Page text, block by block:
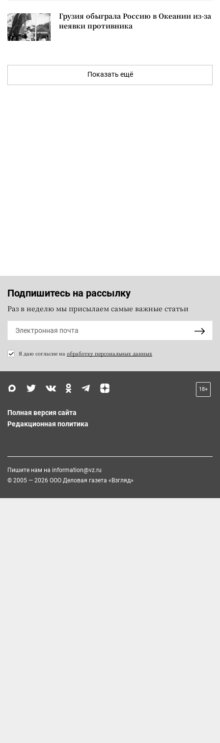
Грузия обыграла Россию в Океании из-за
неявки противника
Показать ещё
Подпишитесь на рассылку
Раз в неделю мы присылаем самые важные статьи
Я даю согласие на обработку персональных данных
18+
Полная версия сайта
Редакционная политика
Пишите нам на information@vz.ru
© 2005 — 2026 ООО Деловая газета «Взгляд»